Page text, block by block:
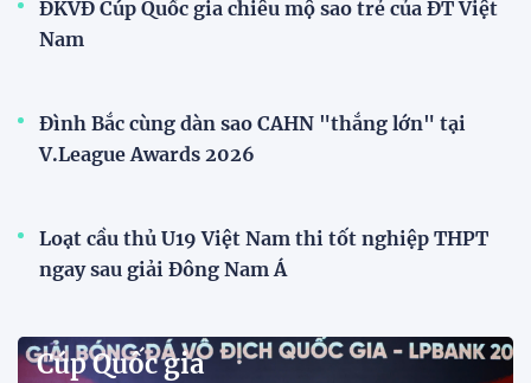
ĐKVĐ Cúp Quốc gia chiêu mộ sao trẻ của ĐT Việt
Nam
Đình Bắc cùng dàn sao CAHN "thắng lớn" tại
V.League Awards 2026
Loạt cầu thủ U19 Việt Nam thi tốt nghiệp THPT
ngay sau giải Đông Nam Á
Cúp Quốc gia